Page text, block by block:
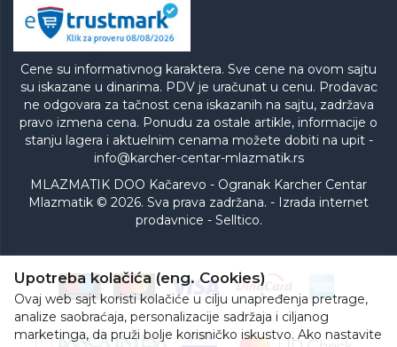
Cene su informativnog karaktera. Sve cene na ovom sajtu
su iskazane u dinarima. PDV je uračunat u cenu. Prodavac
ne odgovara za tačnost cena iskazanih na sajtu, zadržava
pravo izmena cena. Ponudu za ostale artikle, informacije o
stanju lagera i aktuelnim cenama možete dobiti na upit -
info@karcher-centar-mlazmatik.rs
MLAZMATIK DOO Kačarevo - Ogranak Karcher Centar
Mlazmatik © 2026. Sva prava zadržana. - Izrada internet
prodavnice - Selltico.
Upotreba kolačića (eng. Cookies)
Ovaj web sajt koristi kolačiće u cilju unapređenja pretrage,
analize saobraćaja, personalizacije sadržaja i ciljanog
marketinga, da pruži bolje korisničko iskustvo. Ako nastavite